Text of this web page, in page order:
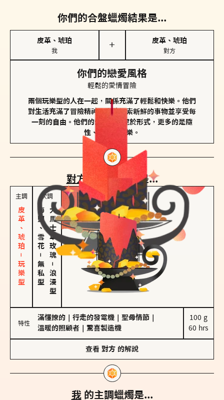
你們的合盤蠟燭結果是...
皮革、琥珀
我
＋
皮革、琥珀
對方
你們的戀愛風格
輕鬆的愛情冒險
兩個玩樂型的人在一起，關係充滿了輕鬆和快樂。他們
對生活充滿了冒險精神，喜歡探索新鮮的事物並享受每
一刻的自由。他們的愛情不拘泥於形式，更多的是隨
性、幽默和享樂。
對方 的主調蠟燭是...
主調
皮革、琥珀－玩樂型
次調
海鹽、雪花
－
無私型
大馬士革玫瑰
－
浪漫型
特性
滿懂撩的 行走的發電機 聖母情節
溫暖的照顧者
驚喜製造機
100 g
60 hrs
查看 對方 的解說
我 的主調蠟燭是...